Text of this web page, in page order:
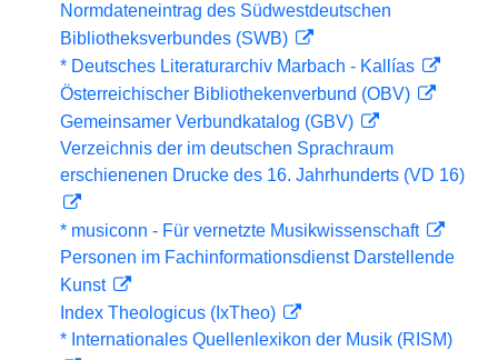
Normdateneintrag des Südwestdeutschen
Bibliotheksverbundes (SWB)
* Deutsches Literaturarchiv Marbach - Kallías
Österreichischer Bibliothekenverbund (OBV)
Gemeinsamer Verbundkatalog (GBV)
Verzeichnis der im deutschen Sprachraum
erschienenen Drucke des 16. Jahrhunderts (VD 16)
* musiconn - Für vernetzte Musikwissenschaft
Personen im Fachinformationsdienst Darstellende
Kunst
Index Theologicus (IxTheo)
* Internationales Quellenlexikon der Musik (RISM)